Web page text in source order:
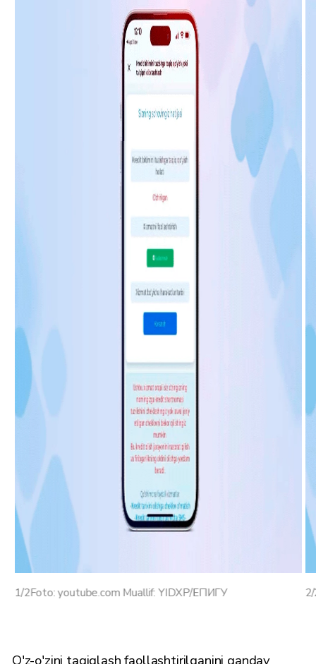
1/2Foto: youtube.com Muallif: YIDXP/ЕПИГУ